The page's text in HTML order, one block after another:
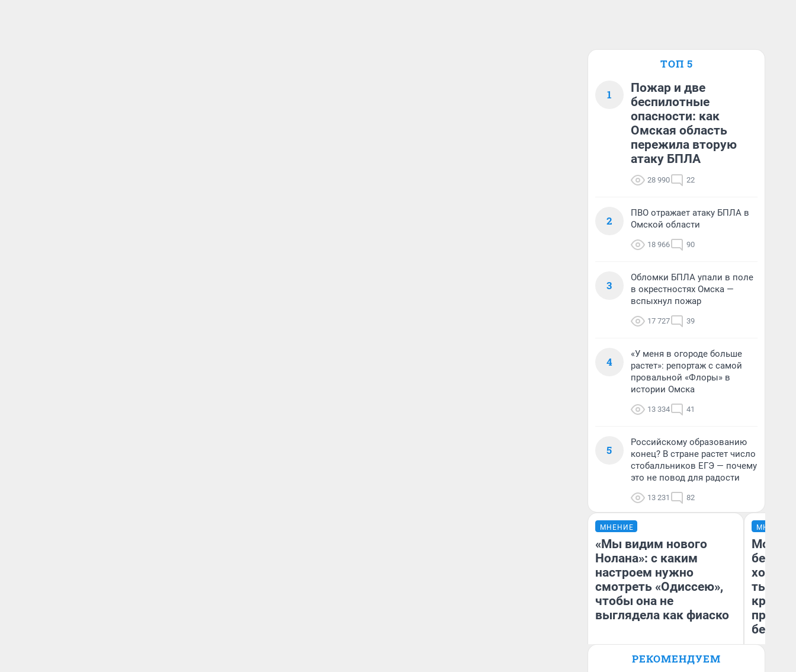
ТОП 5
1
Пожар и две
беспилотные
опасности: как
Омская область
пережила вторую
атаку БПЛА
28 990 22
2
ПВО отражает атаку БПЛА в
Омской области
18 966 90
3
Обломки БПЛА упали в поле
в окрестностях Омска —
вспыхнул пожар
17 727 39
4
«У меня в огороде больше
растет»: репортаж с самой
провальной «Флоры» в
истории Омска
13 334 41
5
Российскому образованию
конец? В стране растет число
стобалльников ЕГЭ — почему
это не повод для радости
13 231 82
МНЕНИЕ
«Мы видим нового
Нолана»: с каким
настроем нужно
смотреть «Одиссею»,
чтобы она не
выглядела как фиаско
Надежда Губарь
МНЕНИЕ
Мой
хотела
тысяч,
РЕКОМЕНДУЕМ